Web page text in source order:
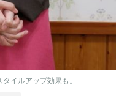
イルアップ効果も。